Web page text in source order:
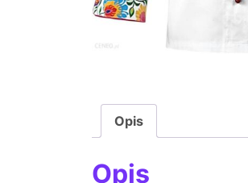
Opis
Opis